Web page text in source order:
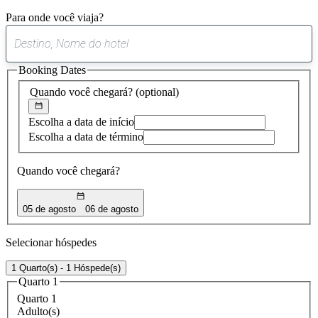
Para onde você viaja?
sugestão
encontrada
Quando você chegará? (optional)
Escolha a data de início
Escolha a data de término
Quando você chegará?
05 de agosto 06 de agosto
Booking Dates
Selecionar hóspedes
1 Quarto(s) - 1 Hóspede(s)
Quarto 1
Quarto 1
Adulto(s)